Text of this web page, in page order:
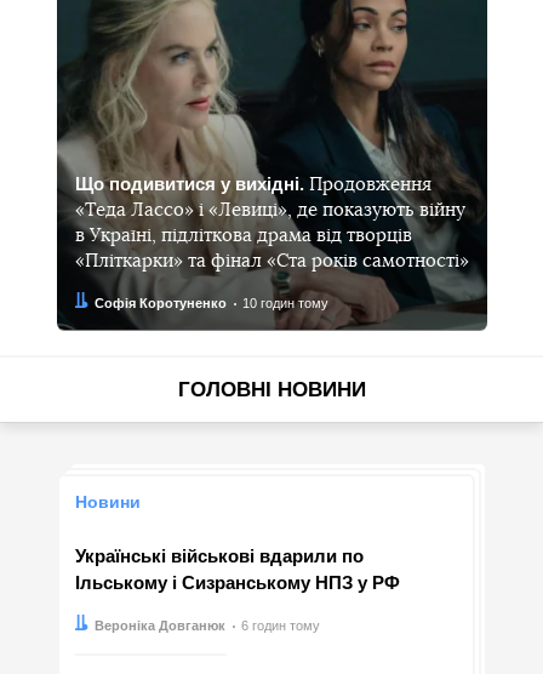
Що подивитися у вихідні. Продовження
«Теда Лассо» і «Левиці», де показують війну
в Україні, підліткова драма від творців
«Пліткарки» та фінал «Ста років самотності»
Автор:
Софія Коротуненко
Дата: 10 годин тому
ГОЛОВНІ НОВИНИ
Новини
Українські військові вдарили по
Ільському і Сизранському НПЗ у РФ
Автор:
Вероніка Довганюк
Дата: 6 годин тому